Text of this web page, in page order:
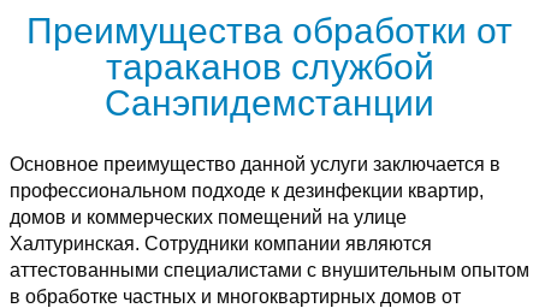
Преимущества обработки от
тараканов службой
Санэпидемстанции
Основное преимущество данной услуги заключается в
профессиональном подходе к дезинфекции квартир,
домов и коммерческих помещений на улице
Халтуринская. Сотрудники компании являются
аттестованными специалистами с внушительным опытом
в обработке частных и многоквартирных домов от